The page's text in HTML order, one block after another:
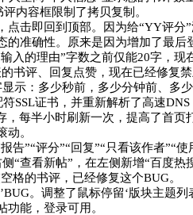
内容框限制了拷贝复制。
点击即回到顶部。因为给“YY评
的准确性。原来是因为增加了最后
入的理由”字数之前仅能20字，
书评、回复点赞，现在已经修复
示：多少秒前，多少分钟前、多
SSL证书，并重新解析了高速
，每半小时刷新一次，提高了首页
动。
告”“评分”“回复”“只看该作者”“
“查看新帖”，在左侧新增“百度
格的书评，已经修复这个BUG。
。调整了鼠标停留‘版块主题列
能，登录可用。